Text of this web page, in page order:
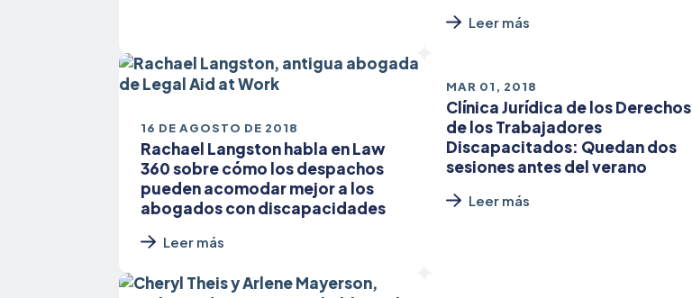
Leer más
16 DE AGOSTO DE 2018
Rachael Langston habla en Law
360 sobre cómo los despachos
pueden acomodar mejor a los
abogados con discapacidades
Leer más
MAR 01, 2018
Clínica Jurídica de los Derechos
de los Trabajadores
Discapacitados: Quedan dos
sesiones antes del verano
Leer más